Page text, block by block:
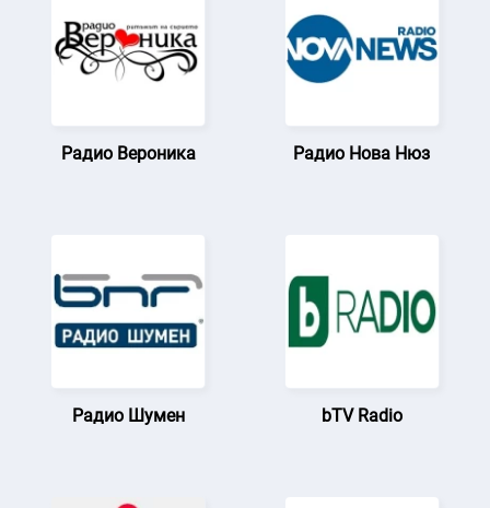
Радио Вероника Радио Нова Нюз
Радио Шумен bTV Radio